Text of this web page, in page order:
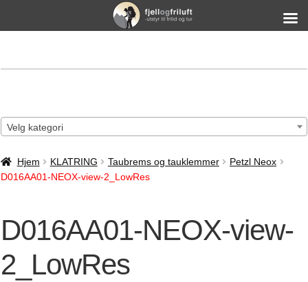
Velg kategori
Hjem KLATRING Taubrems og tauklemmer
Petzl Neox
D016AA01-NEOX-view-2_LowRes
D016AA01-NEOX-view-
2_LowRes